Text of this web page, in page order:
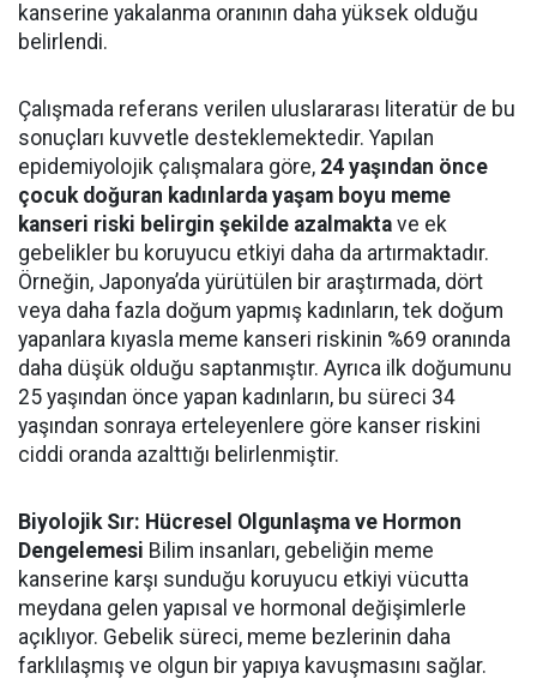
kanserine yakalanma oranının daha yüksek olduğu
belirlendi.
Çalışmada referans verilen uluslararası literatür de bu
sonuçları kuvvetle desteklemektedir. Yapılan
epidemiyolojik çalışmalara göre, 24 yaşından önce
çocuk doğuran kadınlarda yaşam boyu meme
kanseri riski belirgin şekilde azalmakta ve ek
gebelikler bu koruyucu etkiyi daha da artırmaktadır.
Örneğin, Japonya’da yürütülen bir araştırmada, dört
veya daha fazla doğum yapmış kadınların, tek doğum
yapanlara kıyasla meme kanseri riskinin %69 oranında
daha düşük olduğu saptanmıştır. Ayrıca ilk doğumunu
25 yaşından önce yapan kadınların, bu süreci 34
yaşından sonraya erteleyenlere göre kanser riskini
ciddi oranda azalttığı belirlenmiştir.
Biyolojik Sır: Hücresel Olgunlaşma ve Hormon
Dengelemesi Bilim insanları, gebeliğin meme
kanserine karşı sunduğu koruyucu etkiyi vücutta
meydana gelen yapısal ve hormonal değişimlerle
açıklıyor. Gebelik süreci, meme bezlerinin daha
farklılaşmış ve olgun bir yapıya kavuşmasını sağlar.